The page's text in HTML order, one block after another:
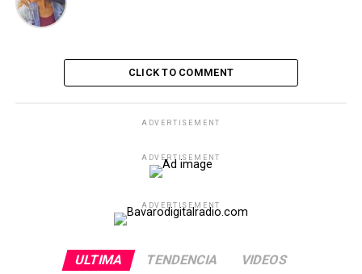
CLICK TO COMMENT
ADVERTISEMENT
ADVERTISEMENT
ADVERTISEMENT
ULTIMA TENDENCIA VIDEOS